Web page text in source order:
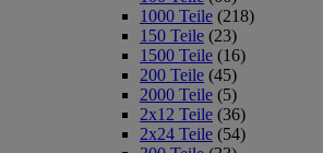
1000 Teile (218)
150 Teile (23)
1500 Teile (16)
200 Teile (45)
2000 Teile (5)
2x12 Teile (36)
2x24 Teile (54)